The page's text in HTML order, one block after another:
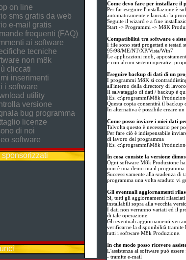
on line
sms gratis da web
e-mail gratis
frequenti (FAQ)
ai software
tecniche
non m8k
cliccati
inserimenti
i software
utility
versione
bug programma
licenze
di noi
software
sponsorizzati
Come devo fare per installare il
Per far eseguire l'installazione è
automaticamente e lanciata la
Seguite il wizard e a fine
Start -> Programmi -> M8K
Compatibilità tra software e
I file sono stati progettati e testati
95/98/ME/NT/XP/Vista/Win7
Le applicazioni mob,
e con alcuni sistemi operativi
Eseguire backup di dati di un
I programmi M8K si
all'interno della directory di lavoro.
Il salvataggio di dati / backup è
[Es. c:\programmi\M8k
Questa copia consentirà il
In alternativa è possibile creare
Come posso inviare i miei dati
Talvolta questo è necessario per
Per fare ciò è indispensabile
di lavoro del programma
[Es. c:\programmi\M8k
In cosa consiste la versione
Ogni software M8k Produzione
non è una demo ma il
Successivamente alla scadenza di
programma una volta scaduto vi
Gli eventuali aggiornamenti
Si, tutti gli aggiornamenti
installabili sopra alla vecchia
I dati non verranno variati ed il
di tale operazione.
Gli eventuali aggiornamenti
verificarne la disponibilità tramite
tutti i software M8k Produzione.
In che modo posso ricevere
L'assistenza al software può essere
- tramite e-mail